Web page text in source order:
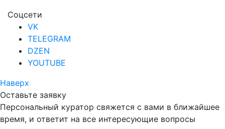
Соцсети
VK
TELEGRAM
DZEN
YOUTUBE
Наверх
Оставьте заявку
Персональный куратор свяжется с вами в ближайшее
время, и ответит на все интересующие вопросы